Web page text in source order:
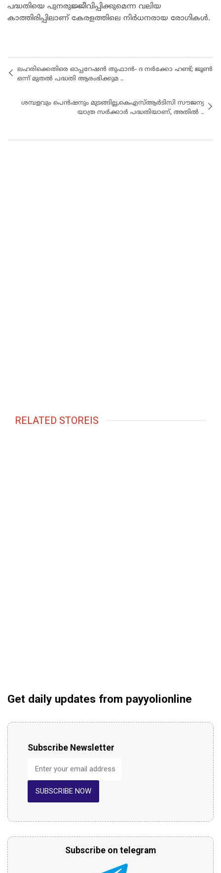
പദ്ധതിയെ പുനരുജ്ജീവിപ്പിക്കുമെന്ന വലിയ
കാത്തിരിപ്പിലാണ് കേരളത്തിലെ നിർധനരായ രോഗികൾ.
ലഹരിക്കെതിരെ ഓപ്പറേഷൻ തുഫാൻ- ദ നർക്കോ ഹണ്ട്; ജൂൺ
ഒന്ന് മുതൽ പദ്ധതി ആരംഭിക്കുമ ..
ശമ്പളവും പെൻഷനും മുടങ്ങില്ല,കെഎസ്ആർടിസി സൗജന്യ
യാത്ര സർക്കാർ പദ്ധതിയാണ്, അതിൽ ..
RELATED STOREIS
Get daily updates from payyolionline
Subscribe Newsletter
SUBSCRIBE NOW
Subscribe on telegram